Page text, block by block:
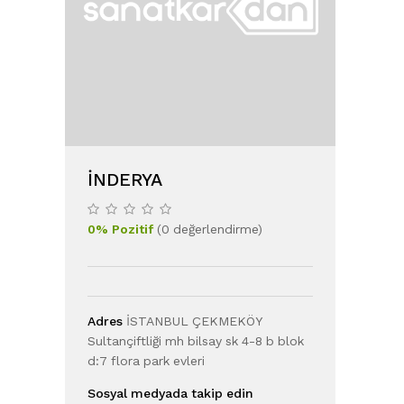
İNDERYA
0% Pozitif(0 değerlendirme)
Adres İSTANBUL ÇEKMEKÖY
Sultançiftliği mh bilsay sk 4-8 b blok
d:7 flora park evleri
Sosyal medyada takip edin